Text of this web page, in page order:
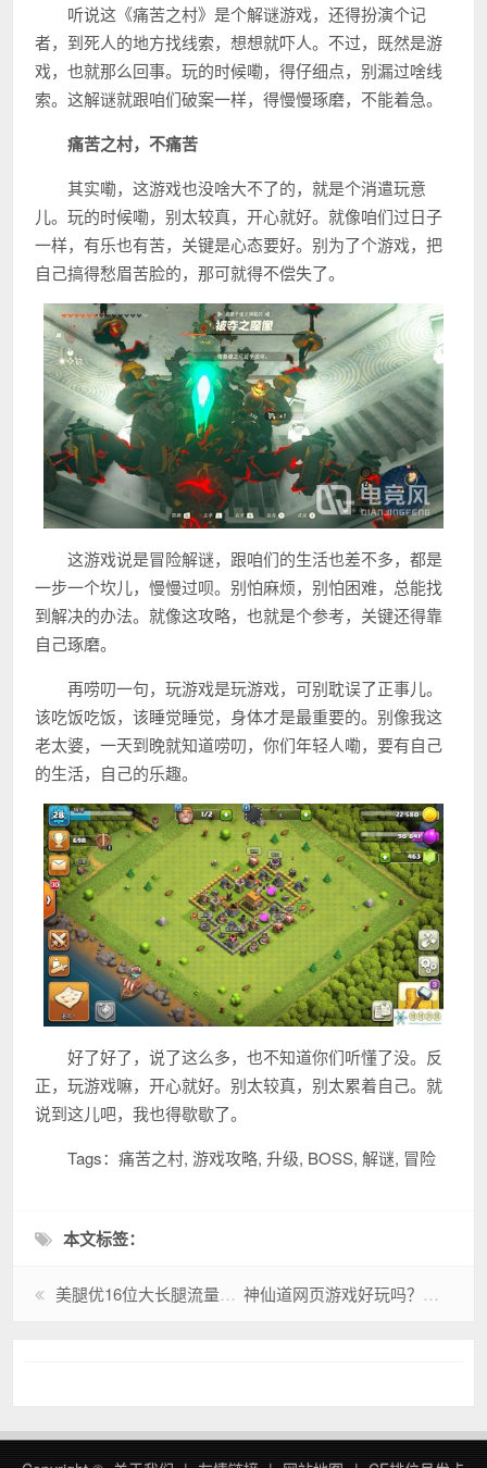
听说这《痛苦之村》是个解谜游戏，还得扮演个记
者，到死人的地方找线索，想想就吓人。不过，既然是游
戏，也就那么回事。玩的时候嘞，得仔细点，别漏过啥线
索。这解谜就跟咱们破案一样，得慢慢琢磨，不能着急。
痛苦之村，不痛苦
其实嘞，这游戏也没啥大不了的，就是个消遣玩意
儿。玩的时候嘞，别太较真，开心就好。就像咱们过日子
一样，有乐也有苦，关键是心态要好。别为了个游戏，把
自己搞得愁眉苦脸的，那可就得不偿失了。
这游戏说是冒险解谜，跟咱们的生活也差不多，都是
一步一个坎儿，慢慢过呗。别怕麻烦，别怕困难，总能找
到解决的办法。就像这攻略，也就是个参考，关键还得靠
自己琢磨。
再唠叨一句，玩游戏是玩游戏，可别耽误了正事儿。
该吃饭吃饭，该睡觉睡觉，身体才是最重要的。别像我这
老太婆，一天到晚就知道唠叨，你们年轻人嘞，要有自己
的生活，自己的乐趣。
好了好了，说了这么多，也不知道你们听懂了没。反
正，玩游戏嘛，开心就好。别太较真，别太累着自己。就
说到这儿吧，我也得歇歇了。
Tags：痛苦之村, 游戏攻略, 升级, BOSS, 解谜, 冒险
本文标签：
美腿优16位大长腿流量女星，迷人身姿尽显魅力 神仙道网页游戏好玩吗？老玩家带你体验经典！